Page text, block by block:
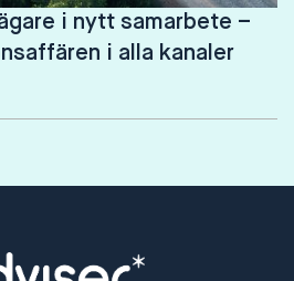
i nytt samarbete –
i alla kanaler